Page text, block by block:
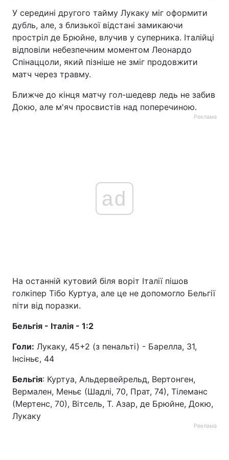
У середині другого тайму Лукаку міг оформити
дубль, але, з близької відстані замикаючи
простріл де Брюйне, влучив у суперника. Італійці
відповіли небезпечним моментом Леонардо
Спінаццоли, який пізніше не зміг продовжити
матч через травму.
Ближче до кінця матчу гол-шедевр ледь не забив
Докю, але м'яч просвистів над поперечиною.
Реклама
ad
На останній кутовий біля воріт Італії пішов
голкіпер Тібо Куртуа, але це не допомогло Бельгії
піти від поразки.
Бельгія - Італія - 1:2
Голи: Лукаку, 45+2 (з пенальті) - Барелла, 31,
Інсіньє, 44
Бельгія: Куртуа, Альдервейрельд, Вертонген,
Вермален, Меньє (Шадлі, 70, Прат, 74), Тілеманс
(Мертенс, 70), Вітсель, Т. Азар, де Брюйне, Докю,
Лукаку
Реклама